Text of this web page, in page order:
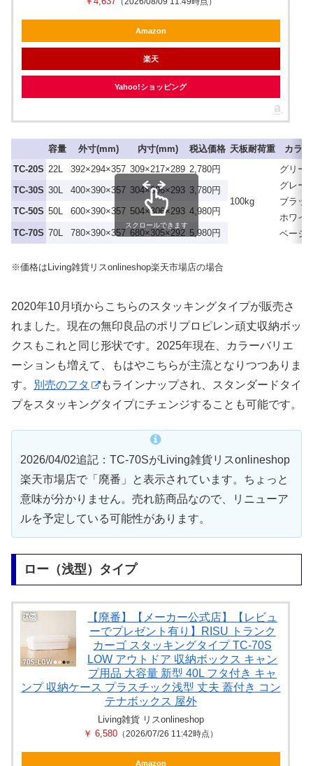
（2026/08/09 11:49時点）
Amazon
楽天
Yahoo!ショッピング
容量 外寸(mm) 内寸(mm) 税込価格 天板耐荷重
カラー
TC-20S 22L 392×294×357 309×217×289 2,780円
100kg
グリー
グレー
ブラッ
ホワイ
ベージ
TC-30S 30L 400×390×357 304×306×293 3,780円
TC-50S 50L 600×390×357 504×306×293 4,980円
TC-70S 70L 780×390×357 680×305×292 5,980円
スクロールできます
※価格はLiving雑貨リスonlineshop楽天市場店の場合
2020年10月頃からこちらのスタッキングタイプが販売さ
れました。現在の無印良品のポリプロピレン頑丈収納ボッ
クスもこれと同じ形状です。2025年現在、カラーバリエ
ーションも増えて、もはやこちらが主流となりつつありま
す。
別売のフタ
もラインナップされ、スタンダードタイ
プをスタッキングタイプにチェンジすることも可能です。
2026/04/02追記：TC-70SがLiving雑貨リスonlineshop
楽天市場店で「廃番」と表示されています。ちょっと
意味が分かりません。売れ筋商品なので、リニューア
ルを予定している可能性があります。
ロー（浅型）タイプ
【廃番】【メーカー公式店】【レビュ
ーでプレゼント有り】RISU トランク
カーゴ スタッキングタイプ TC-70S
LOW アウトドア 収納ボックス キャン
プ用品 大容量 新型 40L フタ付き キャ
ンプ 収納ケース プラスチック浅型 丈夫 蓋付き コン
テナボックス 屋外
Living雑貨 リスonlineshop
￥ 6,580 （2026/07/26 11:42時点）
Amazon